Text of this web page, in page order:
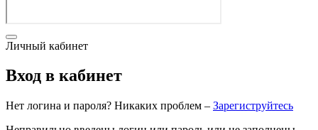
Личный кабинет
Вход в кабинет
Нет логина и пароля? Никаких проблем – Зарегиструйтесь